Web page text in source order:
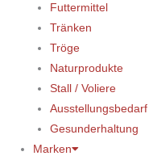
Futtermittel
Tränken
Tröge
Naturprodukte
Stall / Voliere
Ausstellungsbedarf
Gesunderhaltung
Marken